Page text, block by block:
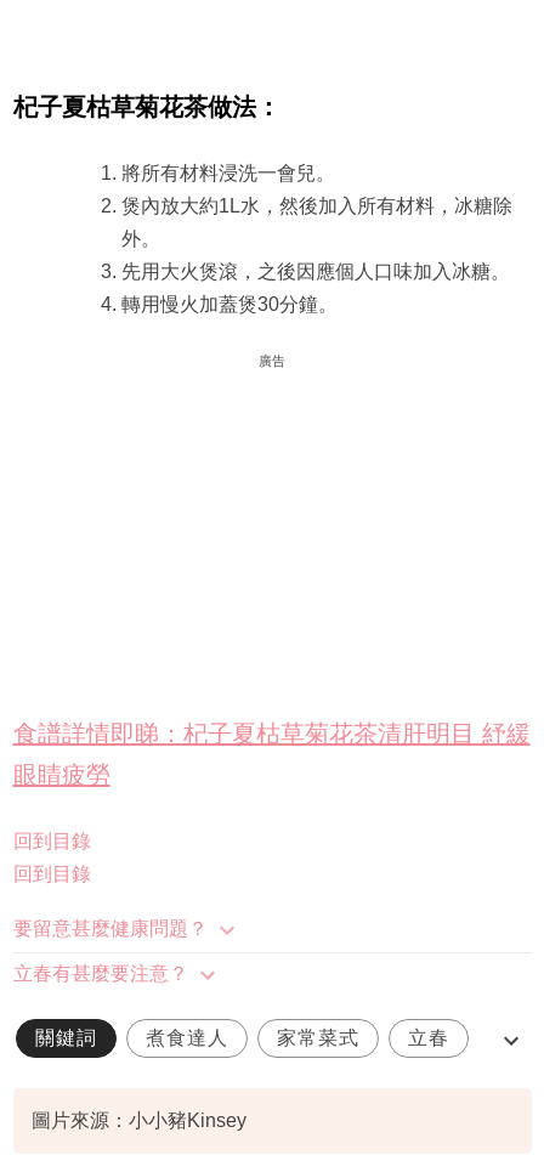
杞子夏枯草菊花茶做法：
將所有材料浸洗一會兒。
煲內放大約1L水，然後加入所有材料，冰糖除
外。
先用大火煲滾，之後因應個人口味加入冰糖。
轉用慢火加蓋煲30分鐘。
廣告
食譜詳情即睇：杞子夏枯草菊花茶清肝明目 紓緩
眼睛疲勞
回到目錄
回到目錄
要留意甚麼健康問題？
立春有甚麼要注意？
關鍵詞 煮食達人 家常菜式 立春
圖片來源：小小豬Kinsey